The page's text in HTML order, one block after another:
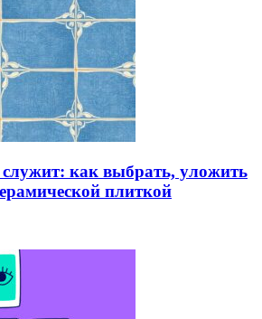
как выбрать, уложить
плиткой